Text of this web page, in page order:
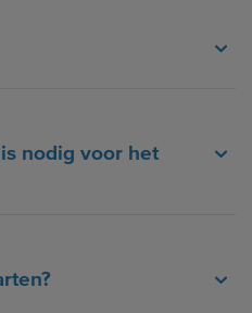
nodig voor het